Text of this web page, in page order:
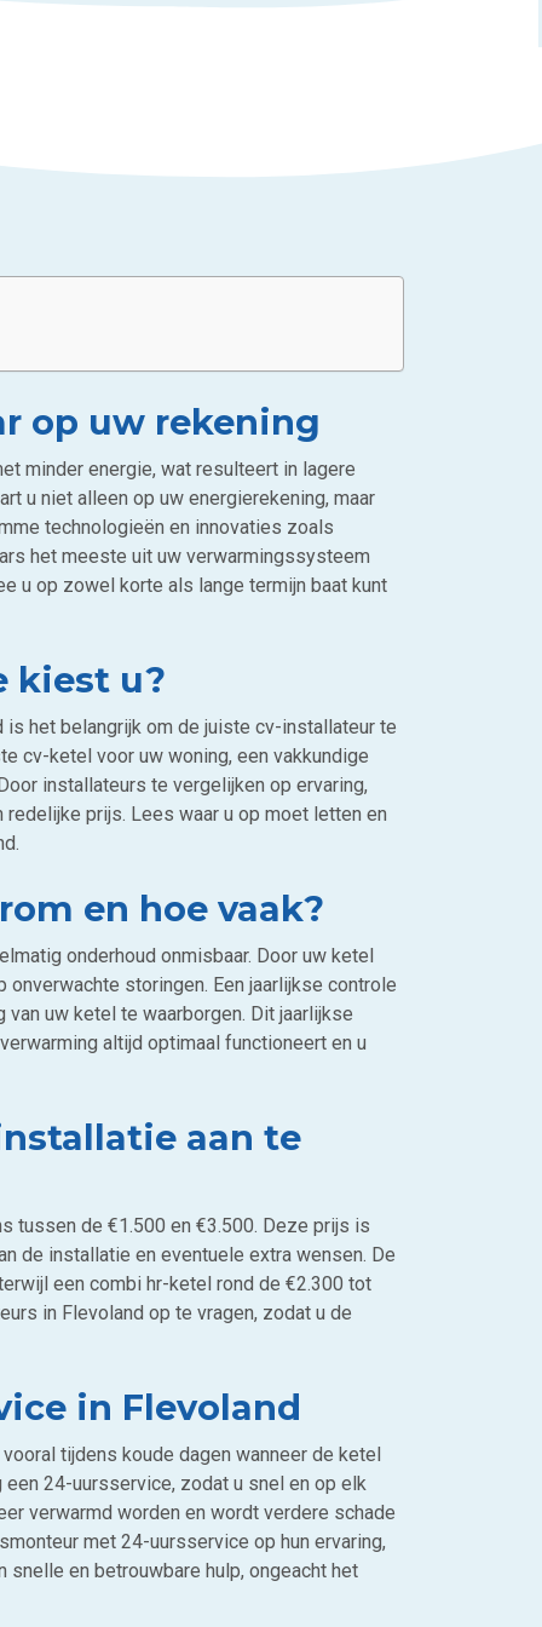
op uw rekening
minder energie, wat resulteert in lagere
u niet alleen op uw energierekening, maar
technologieën en innovaties zoals
het meeste uit uw verwarmingssysteem
u op zowel korte als lange termijn baat kunt
kiest u?
het belangrijk om de juiste cv-installateur te
cv-ketel voor uw woning, een vakkundige
installateurs te vergelijken op ervaring,
prijs. Lees waar u op moet letten en
en hoe vaak?
onderhoud onmisbaar. Door uw ketel
storingen. Een jaarlijkse controle
uw ketel te waarborgen. Dit jaarlijkse
altijd optimaal functioneert en u
aan te
tussen de €1.500 en €3.500. Deze prijs is
de installatie en eventuele extra wensen. De
een combi hr-ketel rond de €2.300 tot
in Flevoland op te vragen, zodat u de
in Flevoland
tijdens koude dagen wanneer de ketel
24-uursservice, zodat u snel en op elk
verwarmd worden en wordt verdere schade
met 24-uursservice op hun ervaring,
snelle en betrouwbare hulp, ongeacht het